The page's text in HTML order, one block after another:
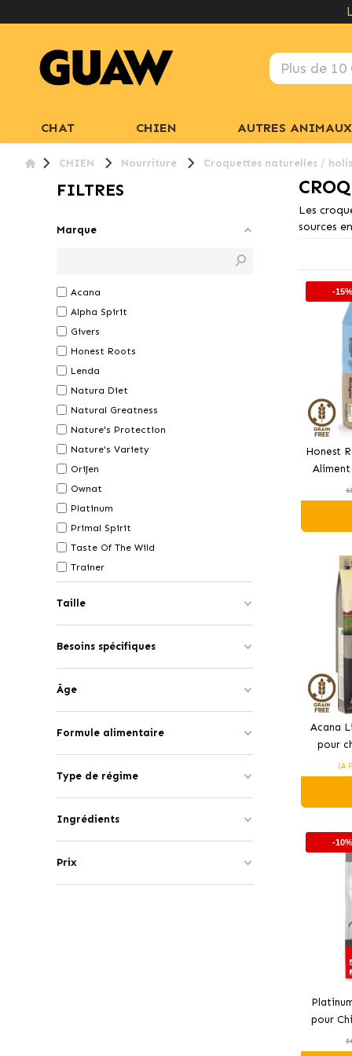
CHAT CHIEN AUTRES ANIMAUX
CHIEN Nourriture Croquettes naturelles /
FILTRES
Marque
Acana
Alpha Spirit
Givers
Honest Roots
Lenda
Natura Diet
Natural Greatness
Nature's Protection
Nature's Variety
Orijen
Ownat
Platinum
Primal Spirit
Taste Of The Wild
Trainer
Taille
Besoins spécifiques
Âge
Formule alimentaire
Type de régime
Ingrédients
Prix
Les
sources
-15%
Honest
au
Acana
pour
(À
-10%
pour
et